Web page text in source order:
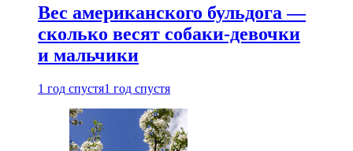
Вес американского бульдога —
сколько весят собаки-девочки
и мальчики
1 год спустя1 год спустя